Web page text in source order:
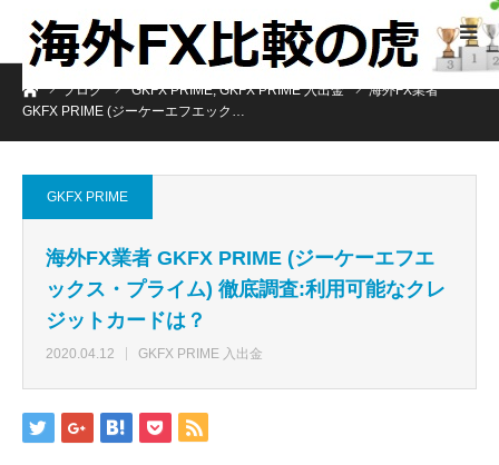
ホームブログ GKFX PRIME, GKFX PRIME 入出金
海外FX業者
GKFX PRIME (ジーケーエフエック…
GKFX PRIME
海外FX業者 GKFX PRIME (ジーケーエフエ
ックス・プライム) 徹底調査:利用可能なクレ
ジットカードは？
2020.04.12 GKFX PRIME 入出金